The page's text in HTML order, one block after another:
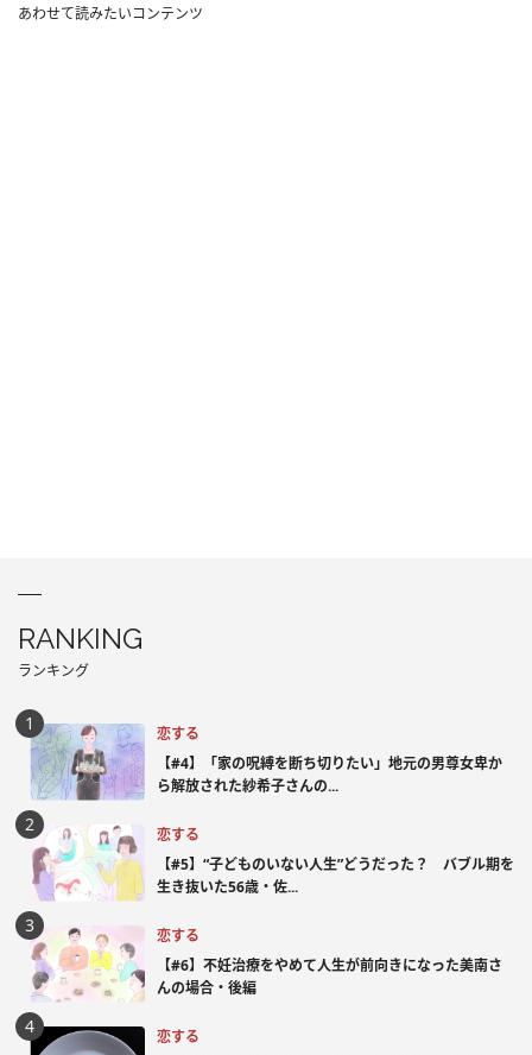
あわせて読みたいコンテンツ
RANKING
ランキング
恋する
【#4】「家の呪縛を断ち切りたい」地元の男尊女卑か
ら解放された紗希子さんの...
恋する
【#5】“子どものいない人生”どうだった？ バブル期を
生き抜いた56歳・佐...
恋する
【#6】不妊治療をやめて人生が前向きになった美南さ
んの場合・後編
恋する